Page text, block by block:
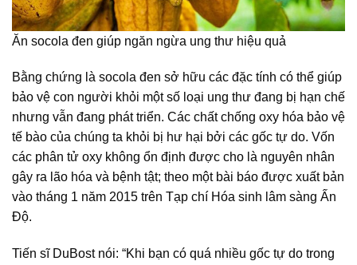
Ăn socola đen giúp ngăn ngừa ung thư hiệu quả
Bằng chứng là socola đen sở hữu các đặc tính có thể giúp
bảo vệ con người khỏi một số loại ung thư đang bị hạn chế
nhưng vẫn đang phát triển. Các chất chống oxy hóa bảo vệ
tế bào của chúng ta khỏi bị hư hại bởi các gốc tự do. Vốn
các phân tử oxy không ổn định được cho là nguyên nhân
gây ra lão hóa và bệnh tật; theo một bài báo được xuất bản
vào tháng 1 năm 2015 trên Tạp chí Hóa sinh lâm sàng Ấn
Độ.
Tiến sĩ DuBost nói: “Khi bạn có quá nhiều gốc tự do trong